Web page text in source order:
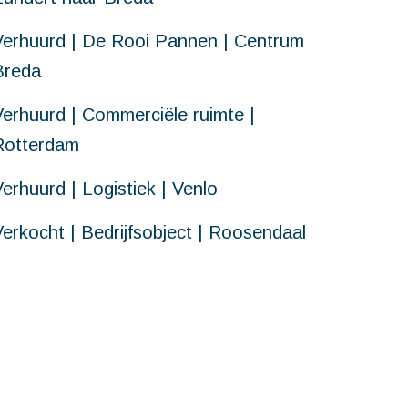
| De Rooi Pannen | Centrum
| Commerciële ruimte |
| Logistiek | Venlo
| Bedrijfsobject | Roosendaal